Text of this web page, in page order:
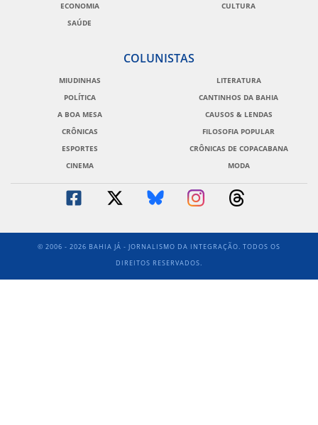
ECONOMIA
SAÚDE
CULTURA
COLUNISTAS
MIUDINHAS
POLÍTICA
A BOA MESA
CRÔNICAS
ESPORTES
CINEMA
LITERATURA
CANTINHOS DA BAHIA
CAUSOS & LENDAS
FILOSOFIA POPULAR
CRÔNICAS DE COPACABANA
MODA
© 2006 - 2026 BAHIA JÁ - JORNALISMO DA INTEGRAÇÃO. TODOS OS
DIREITOS RESERVADOS.